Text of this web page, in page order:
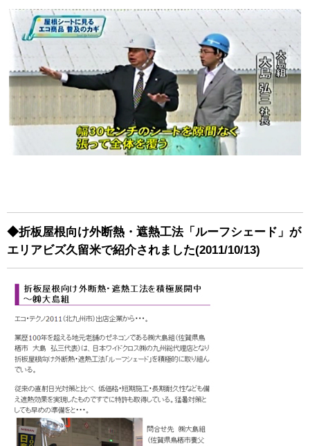
◆折板屋根向け外断熱・遮熱工法「ルーフシェード」が
エリアビズ久留米で紹介されました(2011/10/13)